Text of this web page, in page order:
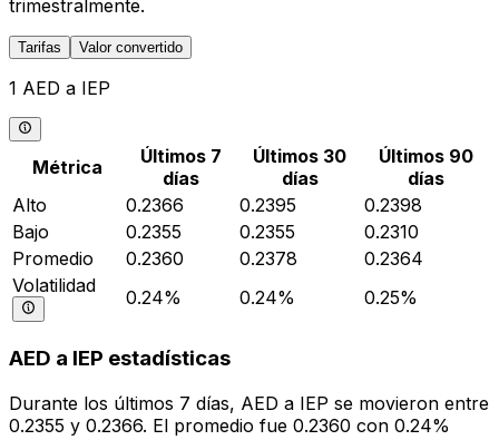
trimestralmente.
Tarifas Valor convertido
1 AED a IEP
Métrica
Últimos 7
días
Últimos 30
días
Últimos 90
días
Alto
0.2366 0.2395
0.2398
Bajo
0.2355 0.2355
0.2310
Promedio
0.2360 0.2378
0.2364
Volatilidad
0.24% 0.24% 0.25%
AED a IEP estadísticas
Durante los últimos 7 días, AED a IEP se movieron entre
0.2355 y 0.2366. El promedio fue 0.2360 con 0.24%